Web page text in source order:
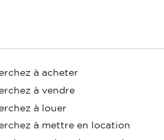
à acheter
à vendre
à louer
à mettre en location